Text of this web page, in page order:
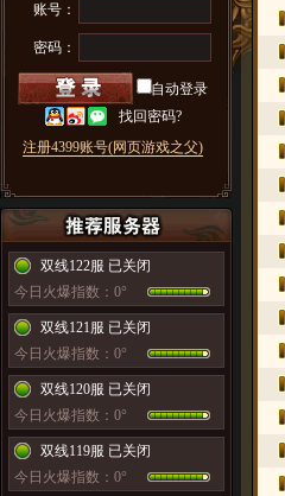
账号：
密码：
自动登录
找回密码?
注册4399账号(网页游戏之父)
双线122服 已关闭
今日火爆指数：0°
双线121服 已关闭
今日火爆指数：0°
双线120服 已关闭
今日火爆指数：0°
双线119服 已关闭
今日火爆指数：0°